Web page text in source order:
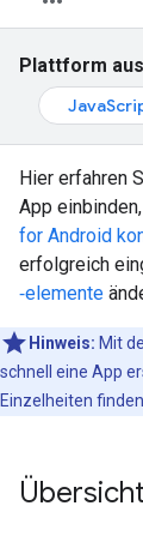
Plattform
Hier erfahren
App
for Android
erfolgreich
‑elemente
Hinweis: Mit
schnell eine App
Einzelheiten
Übersicht